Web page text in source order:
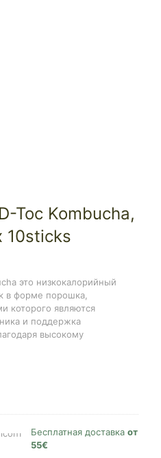
Toc Kombucha,
10sticks
это низкокалорийный
в форме порошка,
которого являются
и поддержка
высокому
Бесплатная доставка от
55€